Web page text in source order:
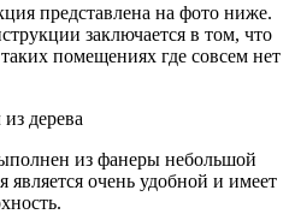
представлена на фото ниже.
заключается в том, что
помещениях где совсем нет
из фанеры небольшой
очень удобной и имеет